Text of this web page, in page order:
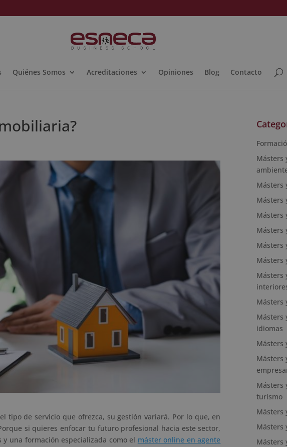
Quiénes Somos Acreditaciones Opiniones Blog Contacto
tipo de servicio que ofrezca, su gestión variará. Por lo que, en
si quieres enfocar tu futuro profesional hacia este sector,
una formación especializada como el máster online en agente
Másters
Másters
Másters
Másters
Másters
Másters
Másters
Másters
Másters
Másters
idiomas
Másters
Másters
Másters
turismo
Másters
Másters
Másters